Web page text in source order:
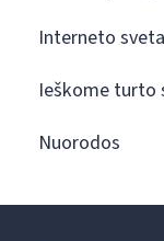
Interneto
Ieškome turto
Nuorodos